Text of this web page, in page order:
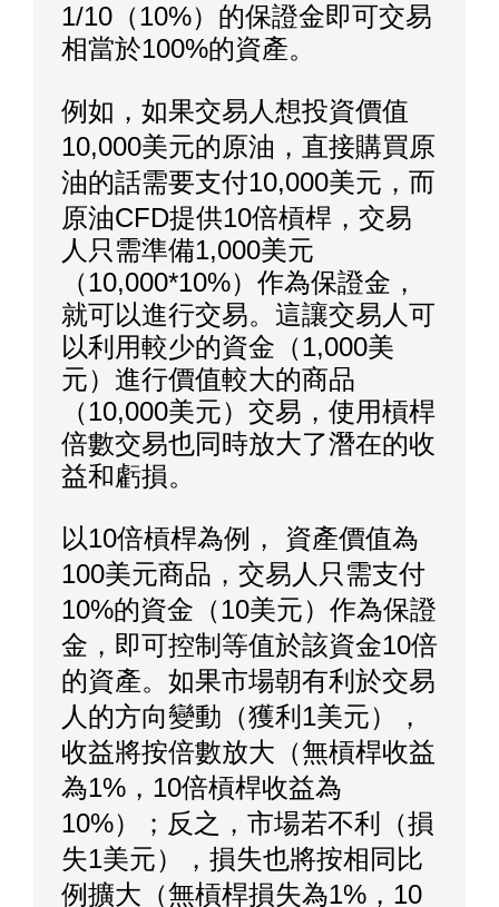
1/10（10%）的保證金即可交易
相當於100%的資產。
例如，如果交易人想投資價值
10,000美元的原油，直接購買原
油的話需要支付10,000美元，而
原油CFD提供10倍槓桿，交易
人只需準備1,000美元
（10,000*10%）作為保證金，
就可以進行交易。這讓交易人可
以利用較少的資金（1,000美
元）進行價值較大的商品
（10,000美元）交易，使用槓桿
倍數交易也同時放大了潛在的收
益和虧損。
以10倍槓桿為例， 資產價值為
100美元商品，交易人只需支付
10%的資金（10美元）作為保證
金，即可控制等值於該資金10倍
的資產。如果市場朝有利於交易
人 的方向變動（獲利1美元），
收益將按倍數放大（無槓桿收益
為1%，10倍槓桿收益為
10%）；反之，市場若不利
（損
失1美元）
，損失也將按相同比
例擴大 （無槓桿損失為1%，10